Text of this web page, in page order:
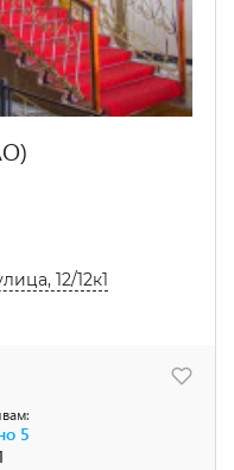
12/12к1
5